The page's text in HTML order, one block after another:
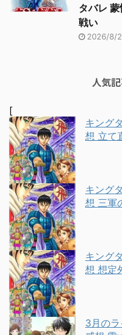
タバレ
戦い
2026/8/2
人気
[
キング
想 立て
キング
想 三軍
キング
想 想定
3月の